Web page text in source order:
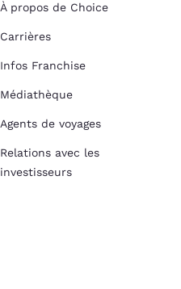
À propos de Choice
Carrières
Infos Franchise
Médiathèque
Agents de voyages
Relations avec les
investisseurs